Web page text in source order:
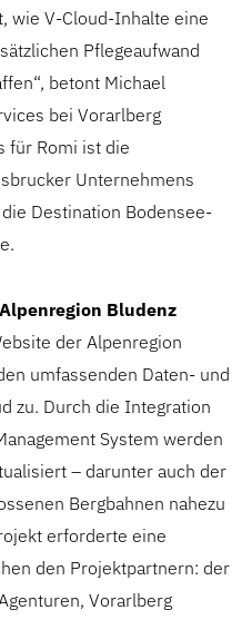
wie V-Cloud-Inhalte eine
Pflegeaufwand
betont Michael
bei Vorarlberg
für Romi ist die
Unternehmens
Destination Bodensee-
Bludenz
der Alpenregion
umfassenden Daten- und
zu. Durch die Integration
System werden
– darunter auch der
Bergbahnen nahezu
erforderte eine
den Projektpartnern: der
Vorarlberg